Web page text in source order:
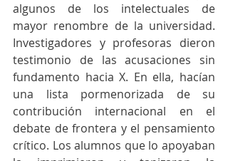
algunos de los intelectuales de
mayor renombre de la universidad.
Investigadores y profesoras dieron
testimonio de las acusaciones sin
fundamento hacia X. En ella, hacían
una lista pormenorizada de su
contribución internacional en el
debate de frontera y el pensamiento
crítico. Los alumnos que lo apoyaban